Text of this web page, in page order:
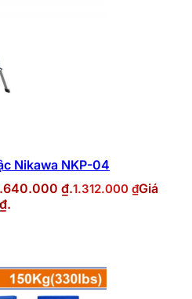
Nikawa NKP-04
₫.1.312.000 ₫Giá